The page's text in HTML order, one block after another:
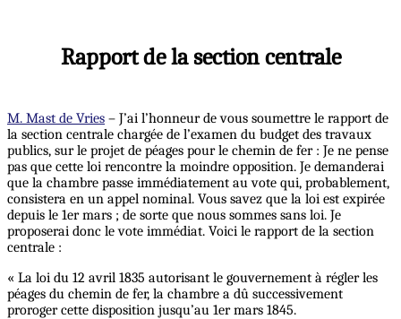
Rapport de la section centrale
M. Mast de Vries – J’ai l’honneur de vous soumettre le rapport de
la section centrale chargée de l’examen du budget des travaux
publics, sur le projet de péages pour le chemin de fer : Je ne pense
pas que cette loi rencontre la moindre opposition. Je demanderai
que la chambre passe immédiatement au vote qui, probablement,
consistera en un appel nominal. Vous savez que la loi est expirée
depuis le 1er mars ; de sorte que nous sommes sans loi. Je
proposerai donc le vote immédiat. Voici le rapport de la section
centrale :
« La loi du 12 avril 1835 autorisant le gouvernement à régler les
péages du chemin de fer, la chambre a dû successivement
proroger cette disposition jusqu’au 1er mars 1845.